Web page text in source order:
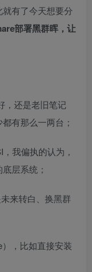
有了今天想要分
部署黑群晖，让
，还是老旧笔记
有那么一两台；
我偏执的认为，
层系统；
来转白、换黑群
，比如直接安装